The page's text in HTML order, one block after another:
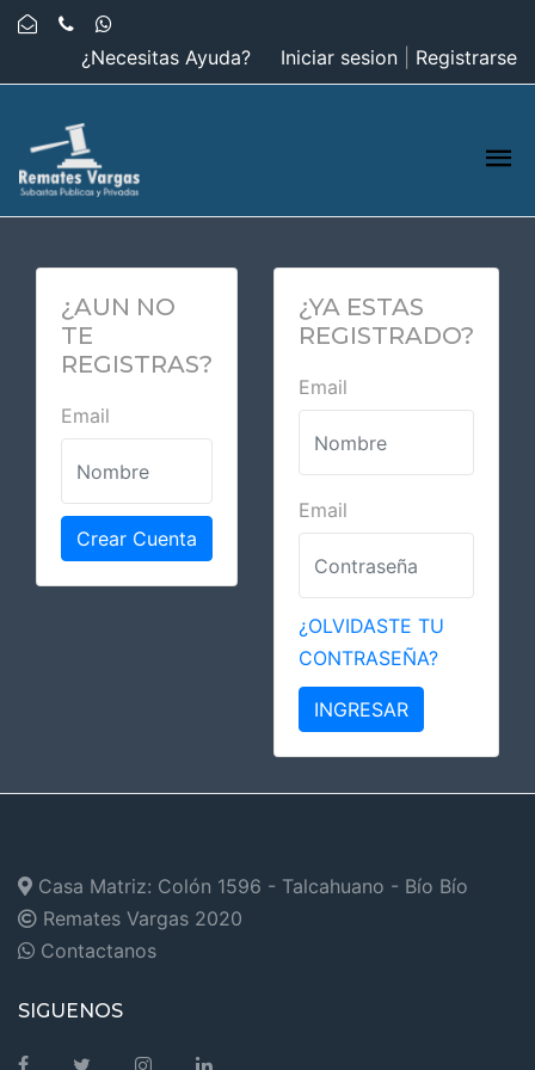
¿Necesitas Ayuda? Iniciar sesion Registrarse
¿AUN NO
TE
REGISTRAS?
Email
Crear Cuenta
¿YA ESTAS
REGISTRADO?
Email
Email
¿OLVIDASTE TU
CONTRASEÑA?
INGRESAR
Casa Matriz: Colón 1596 - Talcahuano - Bío Bío
Remates Vargas 2020
Contactanos
SIGUENOS